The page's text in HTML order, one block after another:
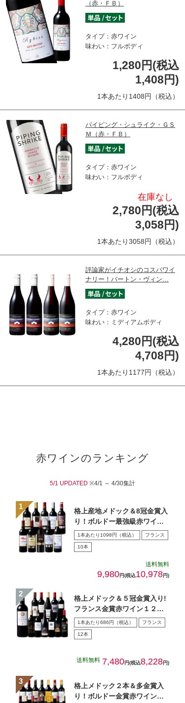
（赤・ＦＢ）
タイプ：赤ワイン
味わい：フルボディ
1,280円(税込
1,408円)
1本あたり1408円（税込）
パイピング・シュライク・ＧＳ
Ｍ（赤・ＦＢ）
タイプ：赤ワイン
味わい：フルボディ
在庫なし
2,780円(税込
3,058円)
1本あたり3058円（税込）
評論家がイチオシのコスパワイ
ナリー！バートン・ヴィン…
タイプ：赤ワイン
味わい：ミディアムボディ
4,280円(税込
4,708円)
1本あたり1177円（税込）
赤ワインのランキング
5/1 UPDATED ※4/1 ～ 4/30集計
格上産地メドック＆8冠金賞入
り！ボルドー最強級赤ワイン
１０本セット
1本あたり1098円（税込） フランス
10本
送料無料
9,980円(税込10,978円)
格上メドック＆５冠金賞入り!
フランス金賞赤ワイン１２本
セット 第１０８弾
1本あたり686円（税込） フランス
12本
送料無料 7,480円(税込8,228円)
格上メドック２本＆多金賞入
り！ボルドー金賞赤ワイン１